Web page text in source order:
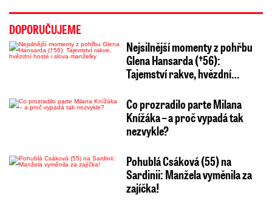
DOPORUČUJEME
Nejsilnější momenty z pohřbu
Glena Hansarda (†56):
Tajemství rakve, hvězdní…
Co prozradilo parte Milana
Knížáka – a proč vypadá tak
nezvykle?
Pohublá Csáková (55) na
Sardinii: Manžela vyměnila za
zajíčka!